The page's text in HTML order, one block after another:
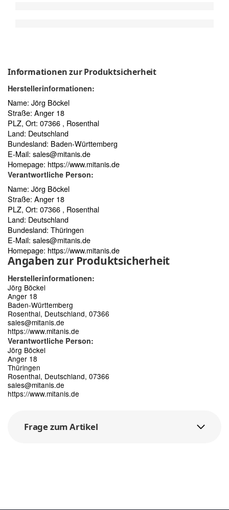
Informationen zur Produktsicherheit
Herstellerinformationen:
Name: Jörg Böckel
Straße: Anger 18
PLZ, Ort: 07366 , Rosenthal
Land: Deutschland
Bundesland: Baden-Württemberg
E-Mail: sales@mitanis.de
Homepage: https://www.mitanis.de
Verantwortliche Person:
Name: Jörg Böckel
Straße: Anger 18
PLZ, Ort: 07366 , Rosenthal
Land: Deutschland
Bundesland: Thüringen
E-Mail: sales@mitanis.de
Homepage: https://www.mitanis.de
Angaben zur Produktsicherheit
Herstellerinformationen:
Jörg Böckel
Anger 18
Baden-Württemberg
Rosenthal, Deutschland, 07366
sales@mitanis.de
https://www.mitanis.de
Verantwortliche Person:
Jörg Böckel
Anger 18
Thüringen
Rosenthal, Deutschland, 07366
sales@mitanis.de
https://www.mitanis.de
Frage zum Artikel